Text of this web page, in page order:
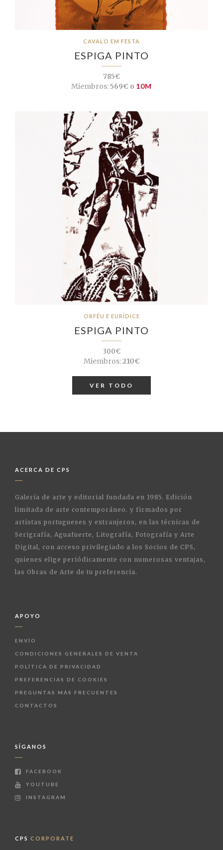
CAVALO EM FESTA
ESPIGA PINTO
785€
Miembros:569€ o 10M
ORFÉU E EURÍDICE
ESPIGA PINTO
300€
Miembros:210€
VER TODO
ACERCA DE CPS
Galería de arte y editorial fundada en 1985. Edición
limitada de arte contemporáneo. y firmados por
artistas portugueses y extranjeros, en las técnicas de
Serigrafía, Aguafuerte, Litografía, Fotografía y Arte
Digital, con acceso privilegiado a los Socios de CPS,
quienes elige periódicamente con numerosas ventajas,
las Obras de Arte de tu preferencia.
APOYO
ENVÍO
CONDICIONES GENERALES DE VENTA
POLÍTICA DE PRIVACIDAD
PREFERENCIAS DE COOKIES
PREGUNTAS MÁS FRECUENTES
CONTACTOS
SÍGANOS
FACEBOOK
YOUTUBE
INSTAGRAM
CPS CORPORATE